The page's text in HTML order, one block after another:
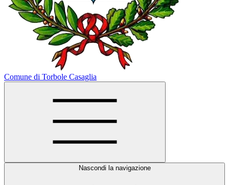
Comune di Torbole Casaglia
Nascondi la navigazione